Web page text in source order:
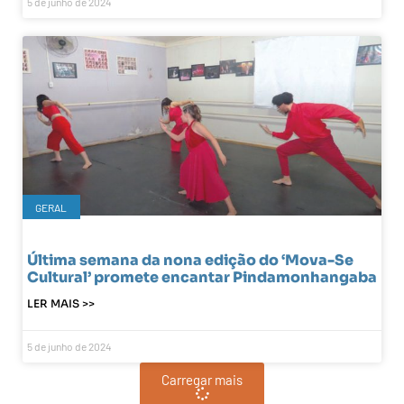
GERAL
Última semana da nona edição do ‘Mova-Se
Cultural’ promete encantar Pindamonhangaba
LER MAIS >>
5 de junho de 2024
Carregar mais